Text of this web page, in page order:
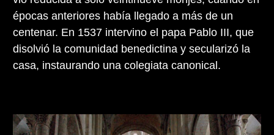
épocas anteriores había llegado a más de un
centenar. En 1537 intervino el papa Pablo III, que
disolvió la comunidad benedictina y secularizó la
casa, instaurando una colegiata canonical.